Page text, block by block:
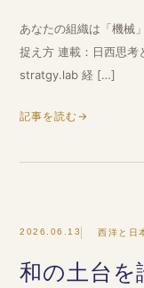
あなたの組織は「機
捉え方 連載：日西思
stratgy.lab 経 […]
記事を読む→
2026.06.13 西洋と日
和の土台を